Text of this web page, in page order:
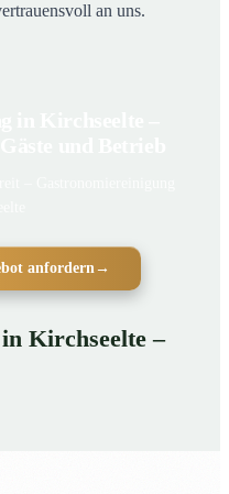
an uns.
anfordern→
Kirchseelte –